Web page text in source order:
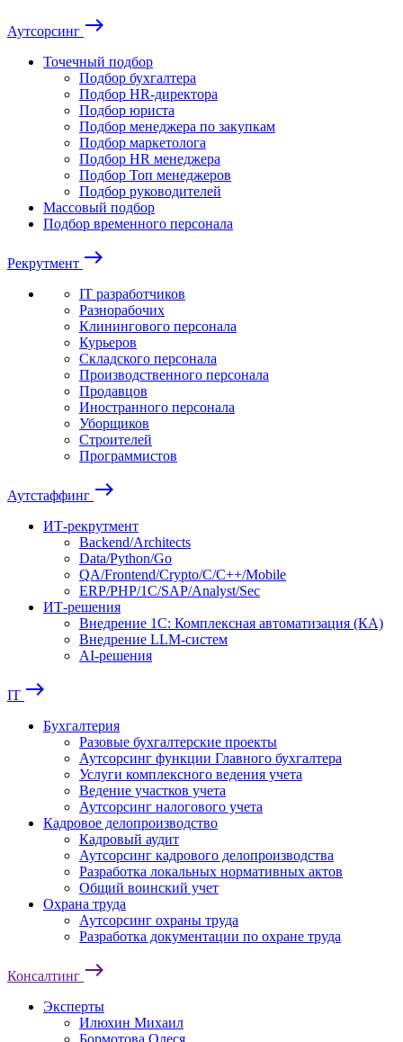
Аутсорсинг east
Точечный подбор
Подбор бухгалтера
Подбор HR-директора
Подбор юриста
Подбор менеджера по закупкам
Подбор маркетолога
Подбор HR менеджера
Подбор Топ менеджеров
Подбор руководителей
Массовый подбор
Подбор временного персонала
Рекрутмент east
IT разработчиков
Разнорабочих
Клинингового персонала
Курьеров
Складского персонала
Производственного персонала
Продавцов
Иностранного персонала
Уборщиков
Строителей
Программистов
Аутстаффинг east
ИТ-рекрутмент
Backend/Architects
Data/Python/Go
QA/Frontend/Crypto/C/C++/Mobile
ERP/PHP/1C/SAP/Analyst/Sec
ИТ-решения
Внедрение 1С: Комплексная автоматизация (КА)
Внедрение LLM-систем
AI-решения
IT east
Бухгалтерия
Разовые бухгалтерские проекты
Аутсорсинг функции Главного бухгалтера
Услуги комплексного ведения учета
Ведение участков учета
Аутсорсинг налогового учета
Кадровое делопроизводство
Кадровый аудит
Аутсорсинг кадрового делопроизводства
Разработка локальных нормативных актов
Общий воинский учет
Охрана труда
Аутсорсинг охраны труда
Разработка документации по охране труда
Консалтинг east
Эксперты
Илюхин Михаил
Бормотова Олеся